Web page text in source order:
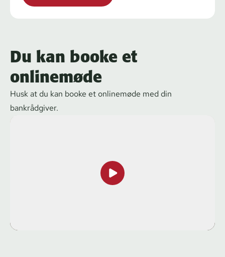
Du kan booke et
onlinemøde
Husk at du kan booke et onlinemøde med din
bankrådgiver.